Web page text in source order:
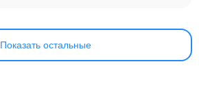
Показать остальные